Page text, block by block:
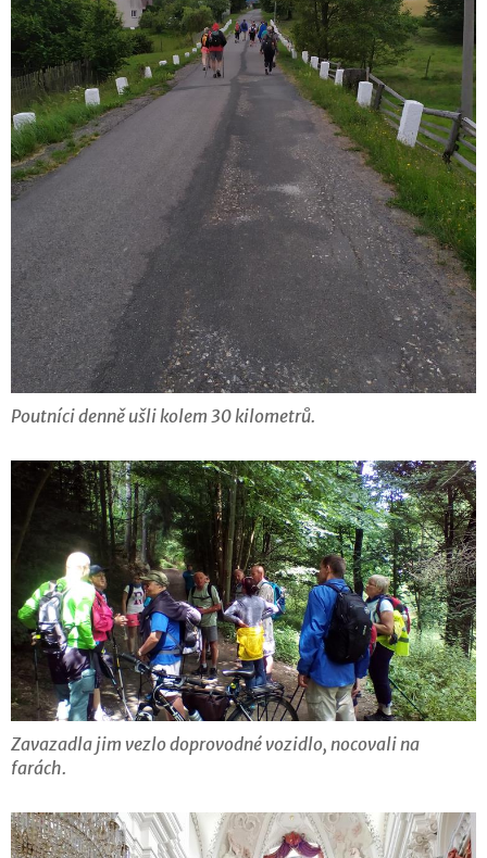
Poutníci denně ušli kolem 30 kilometrů.
Zavazadla jim vezlo doprovodné vozidlo, nocovali na
farách.